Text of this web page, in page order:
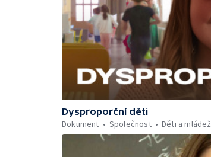
Dysproporční děti
Dokument
Společnost Děti a mládež